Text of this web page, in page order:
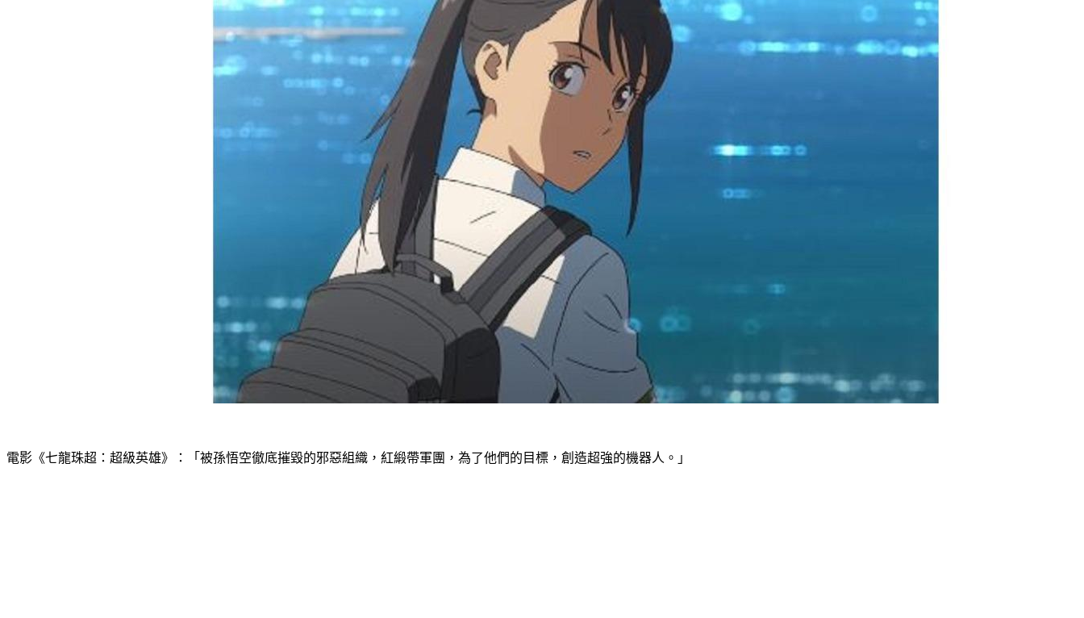
電影《七龍珠超：超級英雄》：「被孫悟空徹底摧毀的邪惡組織，紅緞帶軍團，為了他們的目標，創造超強的機器人。」